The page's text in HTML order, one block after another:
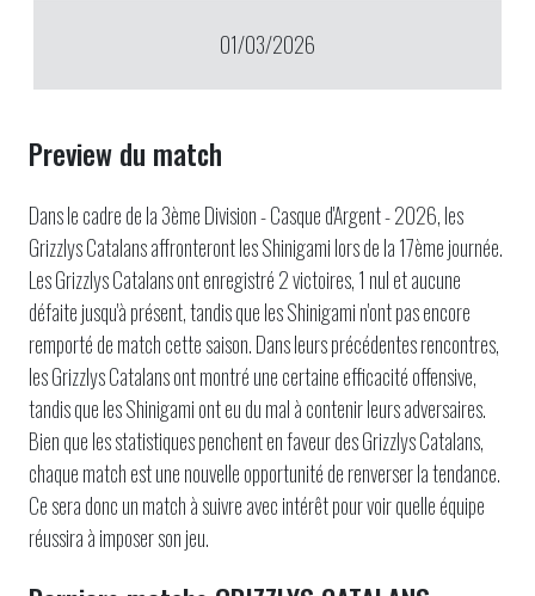
01/03/2026
Preview du match
Dans le cadre de la 3ème Division - Casque d'Argent - 2026, les
Grizzlys Catalans affronteront les Shinigami lors de la 17ème journée.
Les Grizzlys Catalans ont enregistré 2 victoires, 1 nul et aucune
défaite jusqu'à présent, tandis que les Shinigami n'ont pas encore
remporté de match cette saison. Dans leurs précédentes rencontres,
les Grizzlys Catalans ont montré une certaine efficacité offensive,
tandis que les Shinigami ont eu du mal à contenir leurs adversaires.
Bien que les statistiques penchent en faveur des Grizzlys Catalans,
chaque match est une nouvelle opportunité de renverser la tendance.
Ce sera donc un match à suivre avec intérêt pour voir quelle équipe
réussira à imposer son jeu.